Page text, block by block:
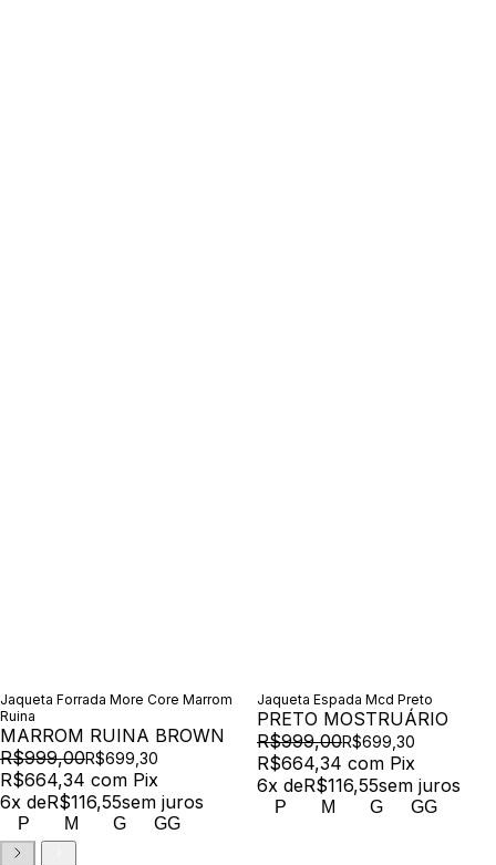
Jaqueta Forrada More Core Marrom
Ruina
MARROM RUINA BROWN
R$999,00R$699,30
R$664,34 com Pix
6x deR$116,55sem juros
P M G GG
Jaqueta Espada Mcd Preto
PRETO MOSTRUÁRIO
R$999,00R$699,30
R$664,34 com Pix
6x deR$116,55sem juros
P M G GG